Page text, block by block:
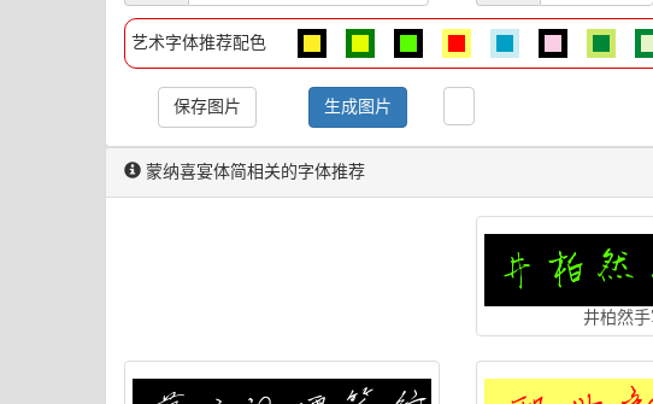
艺术字体推荐配色
保存图片 生成图片
蒙纳喜宴体简相关的字体推荐
井柏然